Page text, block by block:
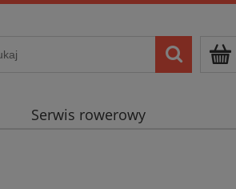
Serwis rowerowy